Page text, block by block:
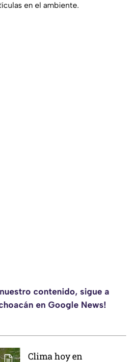
en el ambiente.
contenido, sigue a
en Google News!
Clima hoy en